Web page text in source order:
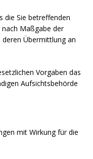
die Sie betreffenden
Maßgabe der
Übermittlung an
Vorgaben das
Aufsichtsbehörde
mit Wirkung für die